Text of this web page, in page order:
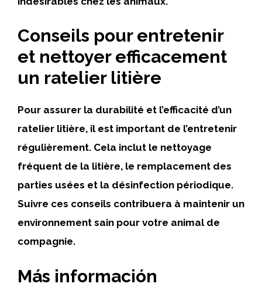
Conseils pour entretenir
et nettoyer efficacement
un ratelier litière
Pour assurer la durabilité et l’efficacité d’un
ratelier litière, il est important de l’entretenir
régulièrement. Cela inclut le nettoyage
fréquent de la litière, le remplacement des
parties usées et la désinfection périodique.
Suivre ces conseils contribuera à maintenir un
environnement sain pour votre animal de
compagnie.
Más información